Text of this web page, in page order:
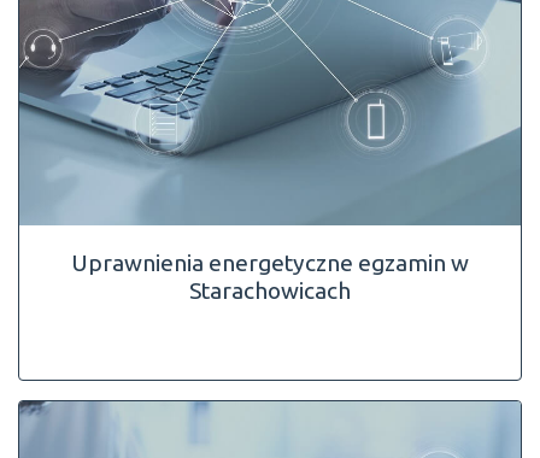
Uprawnienia energetyczne egzamin w
Starachowicach